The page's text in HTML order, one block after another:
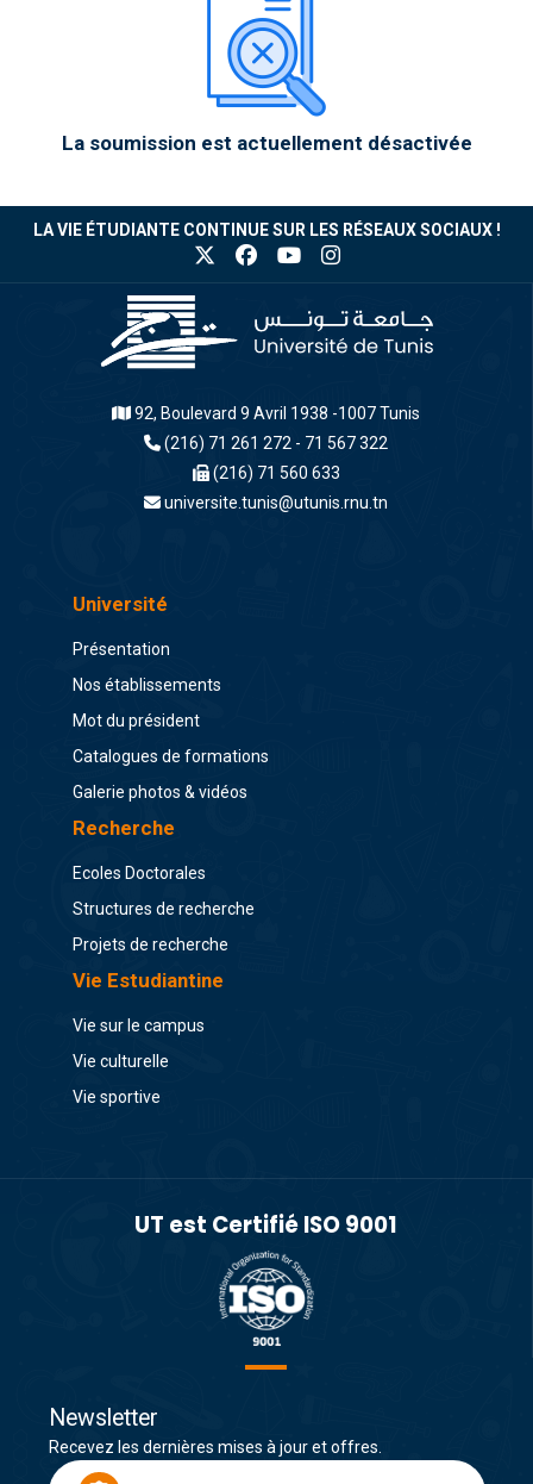
La soumission est actuellement désactivée
LA VIE ÉTUDIANTE CONTINUE SUR LES RÉSEAUX SOCIAUX !
92, Boulevard 9 Avril 1938 -1007 Tunis
(216) 71 261 272 - 71 567 322
(216) 71 560 633
universite.tunis@utunis.rnu.tn
Université
Présentation
Nos établissements
Mot du président
Catalogues de formations
Galerie photos & vidéos
Recherche
Ecoles Doctorales
Structures de recherche
Projets de recherche
Vie Estudiantine
Vie sur le campus
Vie culturelle
Vie sportive
UT est Certifié ISO 9001
Newsletter
Recevez les dernières mises à jour et offres.